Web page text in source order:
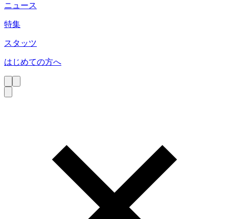
ニュース
特集
スタッツ
はじめての方へ